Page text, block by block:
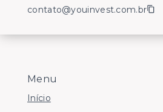
Menu
Início
contato@youinvest.com.br